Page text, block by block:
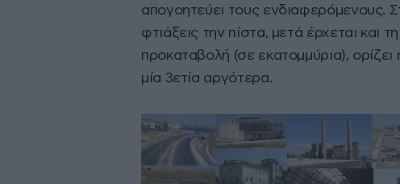
απογοητεύει τους ενδιαφερόμενους.
φτιάξεις την πίστα, μετά έρχεται και
προκαταβολή (σε εκατομμύρια),
μία 3ετία αργότερα.